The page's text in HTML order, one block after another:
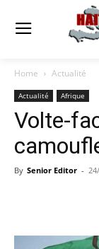
Home Actualité
Actualité Afrique
Volte-
By Senior Editor -